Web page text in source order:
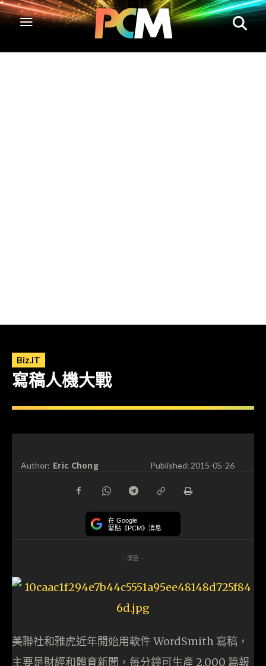
Biz.IT
寫稿人機大戰
Author: Eric Chong Published:2015-05-26
在 Google
緊貼《PCM》消息
- 廣告 -
美聯社和雅虎近年開始用軟件 WordSmith 寫稿，
主要是財經和體育新聞，每分鐘可生產 2,000 篇報